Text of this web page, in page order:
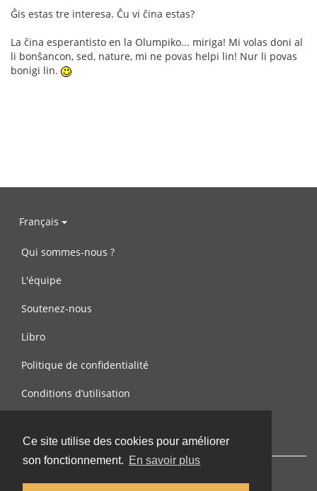
Ce site utilise des cookies pour améliorer
son fonctionnement. En savoir plus
Ĝis estas tre interesa. Ĉu vi ĉina estas?
La ĉina esperantisto en la Olumpiko... miriga! Mi volas doni al
li bonŝancon, sed, nature, mi ne povas helpi lin! Nur li povas
bonigi lin.
Français
Qui sommes-nous ?
L'équipe
Soutenez-nous
Libro
Politique de confidentialité
Conditions d’utilisation